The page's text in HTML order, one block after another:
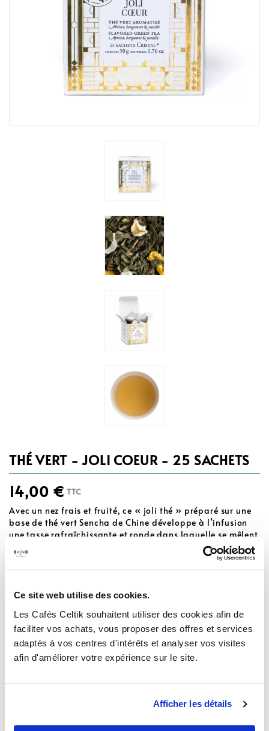
Ce site web utilise des cookies.
Les Cafés Celtik souhaitent utiliser des cookies afin de
faciliter vos achats, vous proposer des offres et services
adaptés à vos centres d'intérêts et analyser vos visites
afin d'améliorer votre expérience sur le site.
Afficher les détails
THÉ VERT - JOLI COEUR - 25 SACHETS
14,00 € TTC
Avec un nez frais et fruité, ce « joli thé » préparé sur une
base de thé vert Sencha de Chine développe à l’infusion
une tasse rafraîchissante et ronde dans laquelle se mêlent
des notes fruitées d’abricot et de bergamote qui s’y
expriment associées à la vanille dans une agréable
douceur gourmande. Le bon accord ? Avec un gâteau de
chocolat au lait.
Poids net 50g